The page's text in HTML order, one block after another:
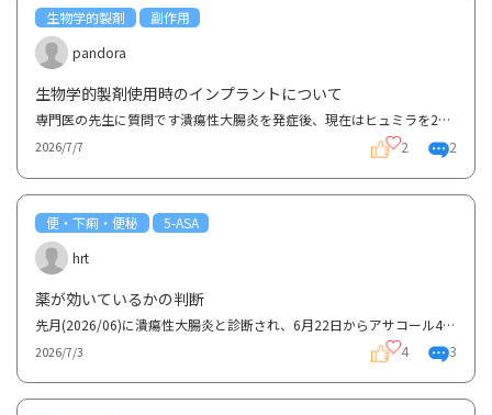
生物学的製剤
副作用
pandora
生物学的製剤使用時のインプラントについて
専門医の先生に質問です潰瘍性大腸炎を発症後、現在はヒュミラを2週に1回の投与で寛解維持中です。虫歯...
2026/7/7 2 2
便・下痢・便秘
5-ASA
hrt
薬が効いているかの判断
先月(2026/06)に潰瘍性大腸炎と診断され、6月22日からアサコール400mgを1日6錠服用しています。 服用前...
2026/7/3 4 3